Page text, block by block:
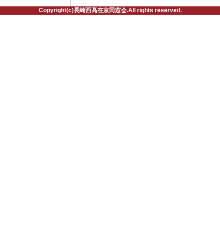
Copyright(c)長崎西高在京同窓会.All rights reserved.